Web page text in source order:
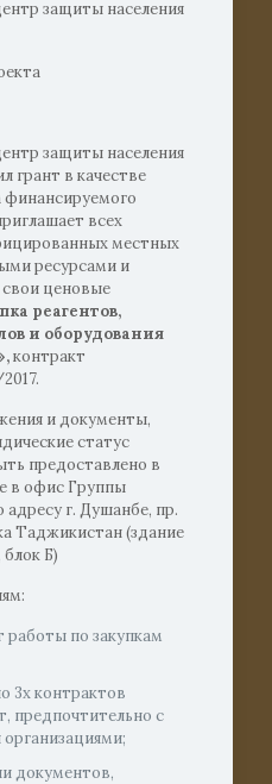
защиты населения
защиты населения
грант в качестве
финансируемого
всех
местных
ресурсами и
ценовые
реагентов,
и оборудования
контракт
и документы,
статус
предоставлено в
в офис Группы
адресу г. Душанбе, пр.
Таджикистан (здание
Б)
по закупкам
3х контрактов
предпочтительно с
документов,